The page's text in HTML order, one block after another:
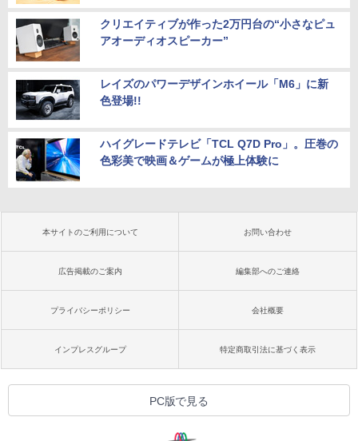
クリエイティブが作った2万円台の“小さなピュ
アオーディオスピーカー”
レイズのパワーデザインホイール「M6」に新
色登場!!
ハイグレードテレビ「TCL Q7D Pro」。圧巻の
色彩美で映画＆ゲームが極上体験に
本サイトのご利用について お問い合わせ
広告掲載のご案内 編集部へのご連絡
プライバシーポリシー 会社概要
インプレスグループ 特定商取引法に基づく表示
PC版で見る